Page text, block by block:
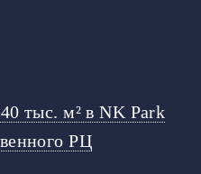
тыс. м² в NK Park
РЦ